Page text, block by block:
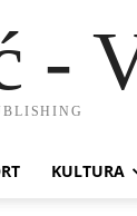
-
KULTURA